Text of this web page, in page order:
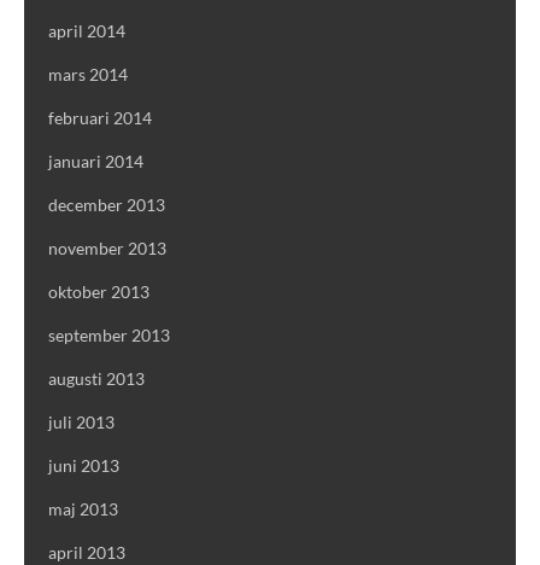
april 2014
mars 2014
februari 2014
januari 2014
december 2013
november 2013
oktober 2013
september 2013
augusti 2013
juli 2013
juni 2013
maj 2013
april 2013